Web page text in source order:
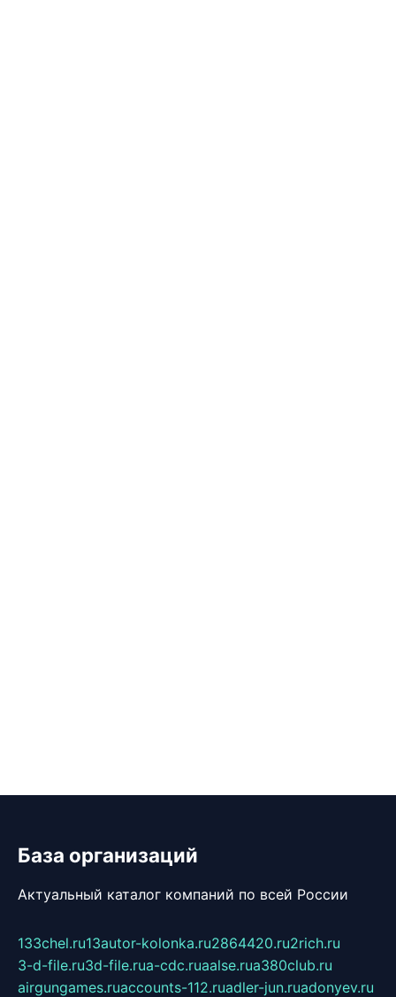
База организаций
Актуальный каталог компаний по всей России
133chel.ru13autor-kolonka.ru2864420.ru2rich.ru
3-d-file.ru3d-file.rua-cdc.ruaalse.rua380club.ru
airgungames.ruaccounts-112.ruadler-jun.ruadonyev.ru